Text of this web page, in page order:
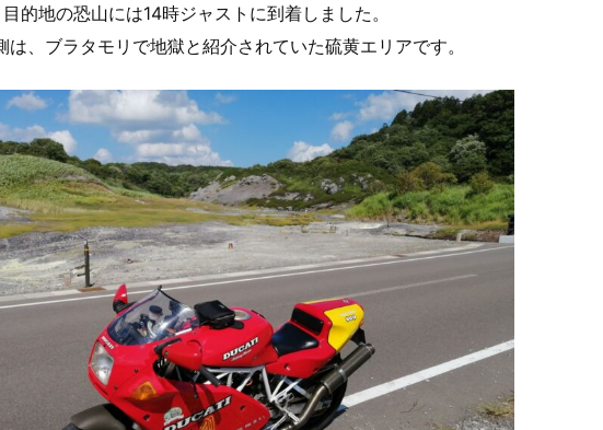
的地の恐山には14時ジャストに到着しました。
、ブラタモリで地獄と紹介されていた硫黄エリアです。